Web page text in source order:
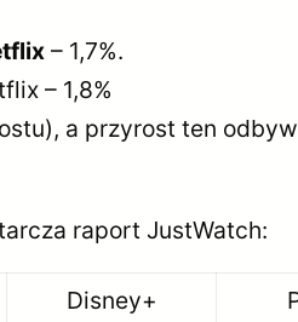
– 1,7%.
– 1,8%
a przyrost ten
raport JustWatch:
Disney+